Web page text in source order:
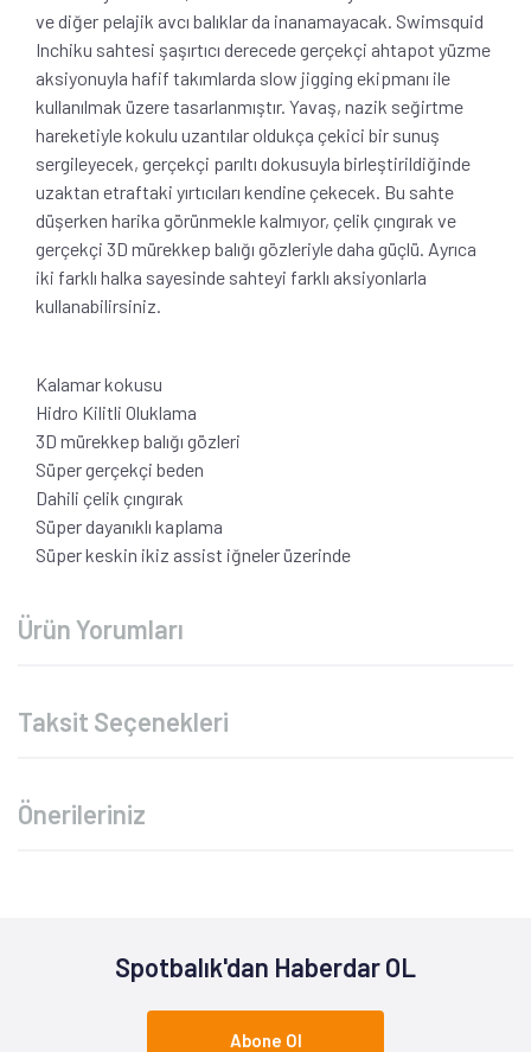
ve diğer pelajik avcı balıklar da inanamayacak. Swimsquid
Inchiku sahtesi şaşırtıcı derecede gerçekçi ahtapot yüzme
aksiyonuyla hafif takımlarda slow jigging ekipmanı ile
kullanılmak üzere tasarlanmıştır. Yavaş, nazik seğirtme
hareketiyle kokulu uzantılar oldukça çekici bir sunuş
sergileyecek, gerçekçi parıltı dokusuyla birleştirildiğinde
uzaktan etraftaki yırtıcıları kendine çekecek. Bu sahte
düşerken harika görünmekle kalmıyor, çelik çıngırak ve
gerçekçi 3D mürekkep balığı gözleriyle daha güçlü. Ayrıca
iki farklı halka sayesinde sahteyi farklı aksiyonlarla
kullanabilirsiniz.
Kalamar kokusu
Hidro Kilitli Oluklama
3D mürekkep balığı gözleri
Süper gerçekçi beden
Dahili çelik çıngırak
Süper dayanıklı kaplama
Süper keskin ikiz assist iğneler üzerinde
Ürün Yorumları
Taksit Seçenekleri
Önerileriniz
Spotbalık'dan Haberdar OL
Abone Ol